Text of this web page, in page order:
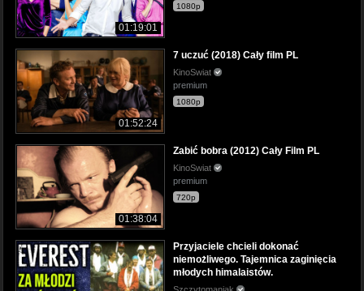
01:19:01
1080p
01:52:24
7 uczuć (2018) Cały film PL
KinoSwiat
premium
1080p
01:38:04
Zabić bobra (2012) Cały Film PL
KinoSwiat
premium
720p
Przyjaciele chcieli dokonać
niemożliwego. Tajemnica zaginięcia
młodych himalaistów.